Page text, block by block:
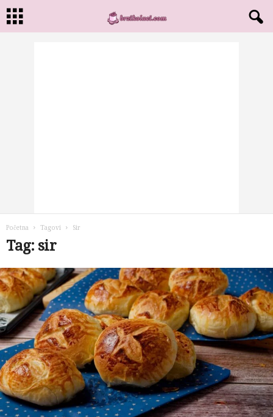
Početna Tagovi Sir
Tag: sir